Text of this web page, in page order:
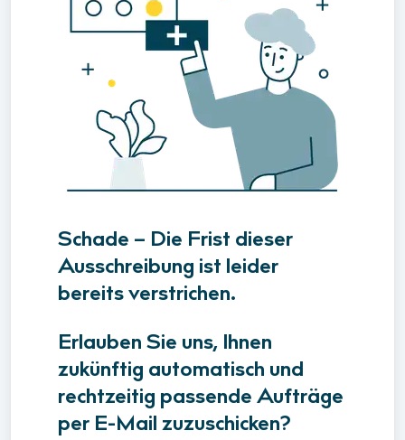
Schade – Die Frist dieser
Ausschreibung ist leider
bereits verstrichen.
Erlauben Sie uns, Ihnen
zukünftig automatisch und
rechtzeitig passende Aufträge
per E-Mail zuzuschicken?